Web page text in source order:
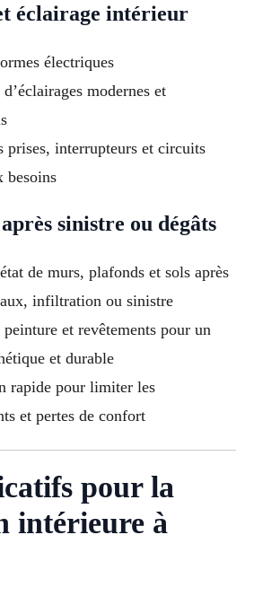
éclairage intérieur
électriques
modernes et
prises, interrupteurs et circuits
besoins
sinistre ou dégâts
de murs, plafonds et sols après
infiltration ou sinistre
et revêtements pour un
et durable
rapide pour limiter les
et pertes de confort
pour la
intérieure à